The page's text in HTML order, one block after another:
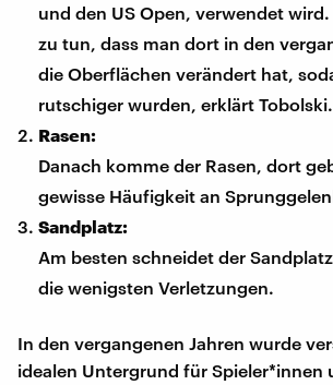
und den US Open, verwendet
zu tun, dass man dort in den
die Oberflächen verändert hat,
rutschiger wurden, erklärt Tobolski.
Rasen:
Danach komme der Rasen, dort
gewisse Häufigkeit an
Sandplatz:
Am besten schneidet der
die wenigsten Verletzungen.
In den vergangenen Jahren wurde
idealen Untergrund für Spieler*innen